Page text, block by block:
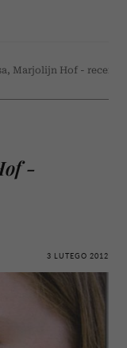
Marjolijn Hof -
-
3 LUTEGO 2012